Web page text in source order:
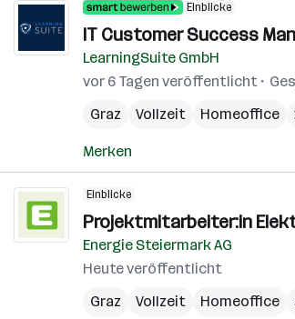
Einblicke
IT Customer Success
LearningSuite GmbH
vor 6 Tagen veröffentlicht
Graz
Vollzeit Homeoffice
Merken
Einblicke
Projektmitarbeiter:in
Energie Steiermark AG
Heute veröffentlicht
Graz
Vollzeit Homeoffice